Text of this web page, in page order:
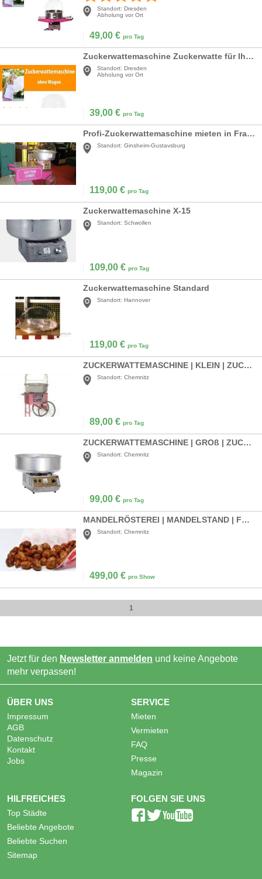
Standort: Dresden
Abholung vor Ort
49,00 € pro Tag
Zuckerwattemaschine Zuckerwatte für Ihre Party
Standort: Dresden
Abholung vor Ort
39,00 € pro Tag
Profi-Zuckerwattemaschine mieten in Frankfurt,Mainz,Wiesbaden,Darmstadt
Standort: Ginsheim-Gustavsburg
119,00 € pro Tag
Zuckerwattemaschine X-15
Standort: Schwollen
109,00 € pro Tag
Zuckerwattemaschine Standard
Standort: Hannover
119,00 € pro Tag
ZUCKERWATTEMASCHINE | KLEIN | ZUCKERWATTE
Standort: Chemnitz
89,00 € pro Tag
ZUCKERWATTEMASCHINE | GROß | ZUCKERWATTE
Standort: Chemnitz
99,00 € pro Tag
MANDELRÖSTEREI | MANDELSTAND | FRISCH GEBRANNTE MANDELN
Standort: Chemnitz
499,00 € pro Show
1
Jetzt für den Newsletter anmelden und keine Angebote
mehr verpassen!
ÜBER UNS
Impressum
AGB
Datenschutz
Kontakt
Jobs
SERVICE
Mieten
Vermieten
FAQ
Presse
Magazin
HILFREICHES
Top Städte
Beliebte Angebote
Beliebte Suchen
Sitemap
FOLGEN SIE UNS